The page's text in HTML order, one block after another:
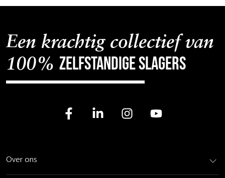
Een krachtig collectief van
100% zelfstandige slagers
Over ons